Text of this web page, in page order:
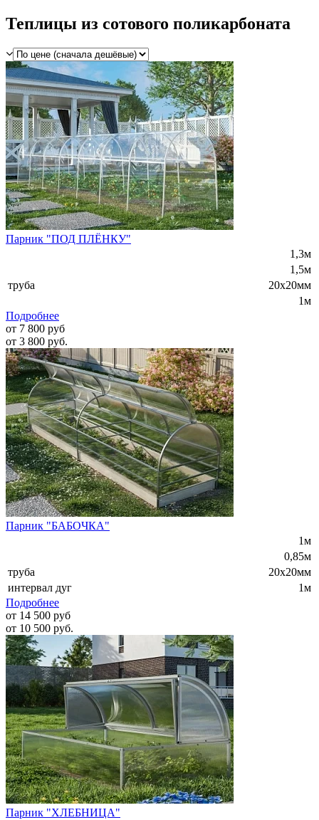
Теплицы из сотового поликарбоната
Парник "ПОД ПЛЁНКУ"
1,3м
1,5м
труба
20х20мм
1м
Подробнее
от 7 800 руб
от 3 800 руб.
Парник "БАБОЧКА"
1м
0,85м
труба
20х20мм
интервал дуг
1м
Подробнее
от 14 500 руб
от 10 500 руб.
Парник "ХЛЕБНИЦА"